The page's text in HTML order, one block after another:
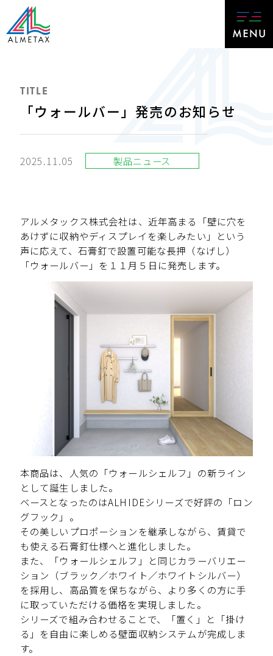
TITLE
「ウォールバー」発売のお知らせ
2025.11.05 製品ニュース
アルメタックス株式会社は、近年高まる「壁に穴を
あけずに収納やディスプレイを楽しみたい」という
声に応えて、石膏釘で設置可能な長押（なげし）
「ウォールバー」を１１月５日に発売します。
本商品は、人気の「ウォールシェルフ」の新ライン
として誕生しました。
ベースとなったのはALHIDEシリーズで好評の「ロン
グフック」。
その美しいプロポーションを継承しながら、賃貸で
も使える石膏釘仕様へと進化しました。
また、「ウォールシェルフ」と同じカラーバリエー
ション（ブラック／ホワイト／ホワイトシルバー）
を採用し、高品質を保ちながら、より多くの方に手
に取っていただける価格を実現しました。
シリーズで組み合わせることで、「置く」と「掛け
る」を自由に楽しめる壁面収納システムが完成しま
す。